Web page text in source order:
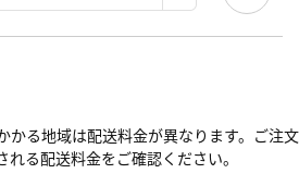
かる地域は配送料金が異なります。ご注文
る配送料金をご確認ください。